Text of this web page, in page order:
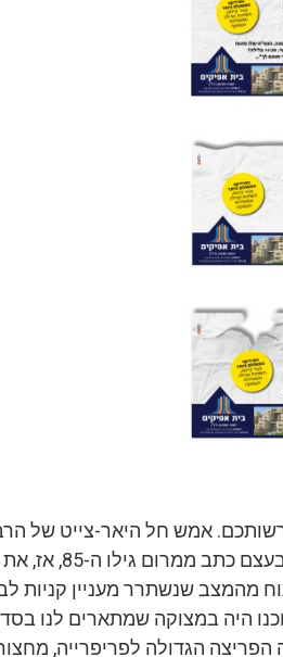
אמש חל היאר-צייט של
הלב שמחה – אבי האדמור הנוכחי להבל”ח.
מהמצב שנשתרר מעניין קניות
היה במצוקה שמתארים לנו
הפריצה הגדולה לפריפרייה,